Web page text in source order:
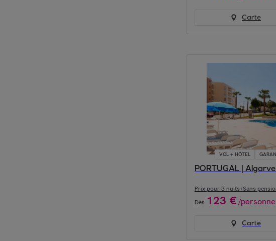
Carte
VOL + HÔTEL
PORTUGAL |
Prix pour 3 nuits (Sans
Dès 123 €/personne
Carte